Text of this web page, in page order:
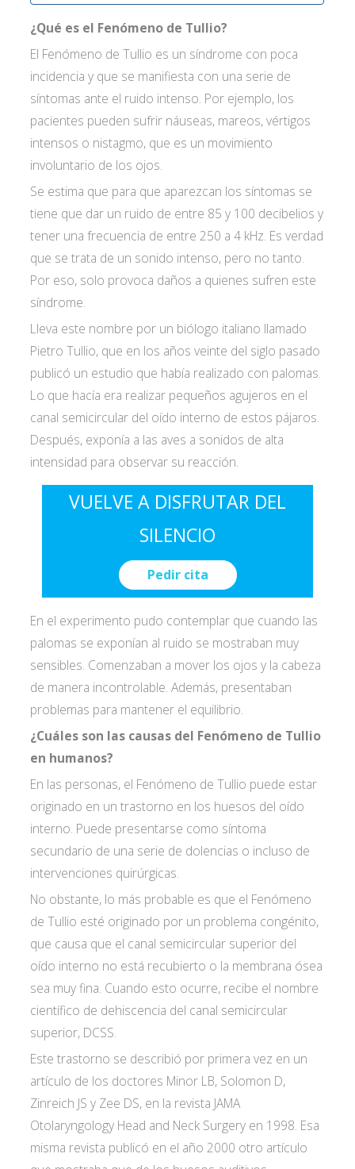
¿Qué es el Fenómeno de Tullio?
El Fenómeno de Tullio es un síndrome con poca
incidencia y que se manifiesta con una serie de
síntomas ante el ruido intenso. Por ejemplo, los
pacientes pueden sufrir náuseas, mareos, vértigos
intensos o nistagmo, que es un movimiento
involuntario de los ojos.
Se estima que para que aparezcan los síntomas se
tiene que dar un ruido de entre 85 y 100 decibelios y
tener una frecuencia de entre 250 a 4 kHz. Es verdad
que se trata de un sonido intenso, pero no tanto.
Por eso, solo provoca daños a quienes sufren este
síndrome.
Lleva este nombre por un biólogo italiano llamado
Pietro Tullio, que en los años veinte del siglo pasado
publicó un estudio que había realizado con palomas.
Lo que hacía era realizar pequeños agujeros en el
canal semicircular del oído interno de estos pájaros.
Después, exponía a las aves a sonidos de alta
intensidad para observar su reacción.
VUELVE A DISFRUTAR DEL
SILENCIO
Pedir cita
Acepto lascondiciones de política de
privacidad*
En el experimento pudo contemplar que cuando las
palomas se exponían al ruido se mostraban muy
sensibles. Comenzaban a mover los ojos y la cabeza
de manera incontrolable. Además, presentaban
problemas para mantener el equilibrio.
¿Cuáles son las causas del Fenómeno de Tullio
en humanos?
En las personas, el Fenómeno de Tullio puede estar
originado en un trastorno en los huesos del oído
interno. Puede presentarse como síntoma
secundario de una serie de dolencias o incluso de
intervenciones quirúrgicas.
No obstante, lo más probable es que el Fenómeno
de Tullio esté originado por un problema congénito,
que causa que el canal semicircular superior del
oído interno no está recubierto o la membrana ósea
sea muy fina. Cuando esto ocurre, recibe el nombre
científico de dehiscencia del canal semicircular
superior, DCSS.
Este trastorno se describió por primera vez en un
artículo de los doctores Minor LB, Solomon D,
Zinreich JS y Zee DS, en la revista JAMA
Otolaryngology Head and Neck Surgery en 1998. Esa
misma revista publicó en el año 2000 otro artículo